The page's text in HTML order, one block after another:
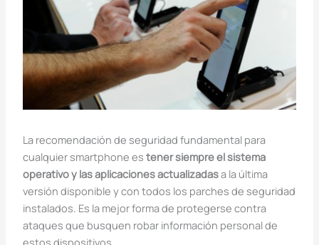
La recomendación de seguridad fundamental para
cualquier smartphone es tener siempre el sistema
operativo y las aplicaciones actualizadasa la última
versión disponible y con todos los parches de seguridad
instalados. Es la mejor forma de protegerse contra
ataques que busquen robar información personal de
estos dispositivos.